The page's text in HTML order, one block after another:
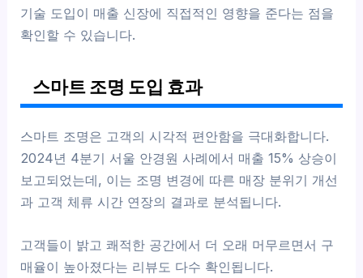
기술 도입이 매출 신장에 직접적인 영향을 준다는 점을
확인할 수 있습니다.
스마트 조명 도입 효과
스마트 조명은 고객의 시각적 편안함을 극대화합니다.
2024년 4분기 서울 안경원 사례에서 매출 15% 상승이
보고되었는데, 이는 조명 변경에 따른 매장 분위기 개선
과 고객 체류 시간 연장의 결과로 분석됩니다.
고객들이 밝고 쾌적한 공간에서 더 오래 머무르면서 구
매율이 높아졌다는 리뷰도 다수 확인됩니다.